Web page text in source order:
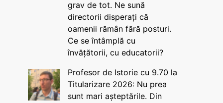
grav de tot. Ne sună
directorii disperați că
oamenii rămân fără posturi.
Ce se întâmplă cu
învățătorii, cu educatorii?
Profesor de Istorie cu 9.70 la
Titularizare 2026: Nu prea
sunt mari așteptările. Din